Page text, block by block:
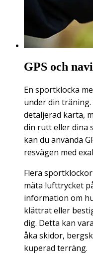
GPS och
En sportklocka
under din
detaljerad karta,
din rutt eller dina
kan du använda
resvägen med
Flera
mäta lufttrycket
information om
klättrat eller
dig. Detta kan
åka skidor,
kuperad terräng.